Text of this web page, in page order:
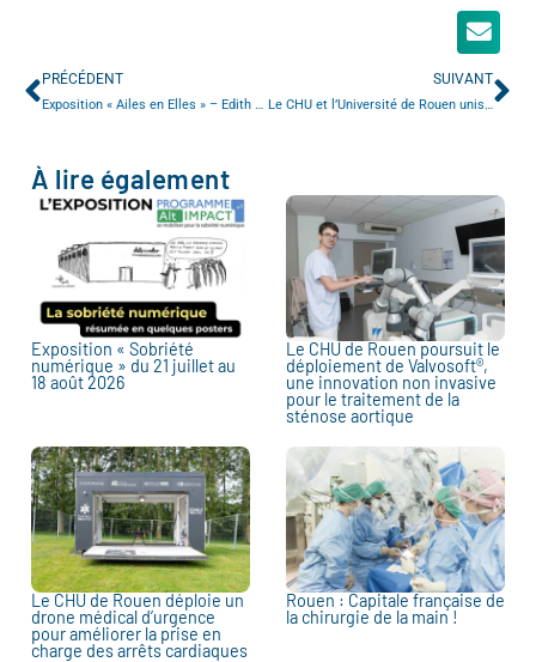
PRÉCÉDENT
Exposition « Ailes en Elles » – Edith Molet Oghia
SUIVANT
Le CHU et l’Université de Rouen unis pour promouvoir le don d’organes
À lire également
Exposition « Sobriété
numérique » du 21 juillet au
18 août 2026
Le CHU de Rouen poursuit le
déploiement de Valvosoft®,
une innovation non invasive
pour le traitement de la
sténose aortique
Le CHU de Rouen déploie un
drone médical d’urgence
pour améliorer la prise en
charge des arrêts cardiaques
Rouen : Capitale française de
la chirurgie de la main !